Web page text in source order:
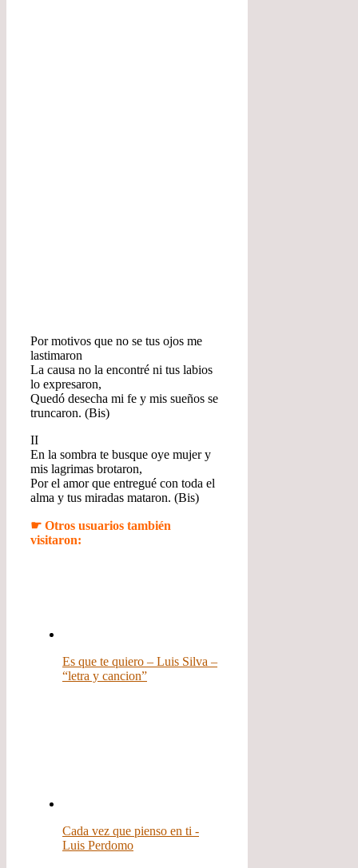
Por motivos que no se tus ojos me
lastimaron
La causa no la encontré ni tus labios
lo expresaron,
Quedó desecha mi fe y mis sueños se
truncaron. (Bis)
II
En la sombra te busque oye mujer y
mis lagrimas brotaron,
Por el amor que entregué con toda el
alma y tus miradas mataron. (Bis)
☛ Otros usuarios también
visitaron:
Es que te quiero – Luis Silva –
“letra y cancion”
Cada vez que pienso en ti -
Luis Perdomo